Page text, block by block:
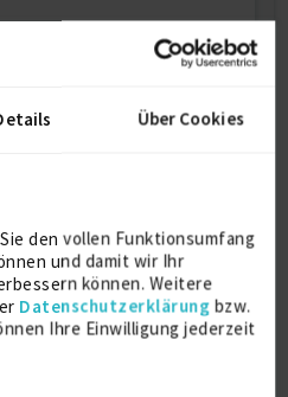
Über Cookies
den vollen Funktionsumfang
und damit wir Ihr
können. Weitere
Datenschutzerklärung bzw.
Ihre Einwilligung jederzeit